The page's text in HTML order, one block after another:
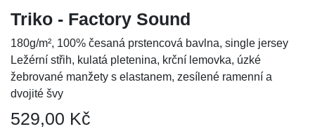
Triko - Factory Sound
180g/m², 100% česaná prstencová bavlna, single jersey
Ležérní střih, kulatá pletenina, krční lemovka, úzké
žebrované manžety s elastanem, zesílené ramenní a
dvojité švy
529,00 Kč